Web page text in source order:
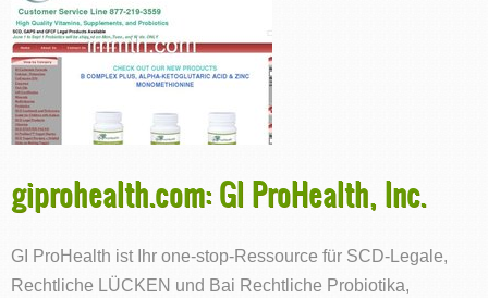
giprohealth.com: GI ProHealth, Inc.
GI ProHealth ist Ihr one-stop-Ressource für SCD-Legale,
Rechtliche LÜCKEN und Bai Rechtliche Probiotika,